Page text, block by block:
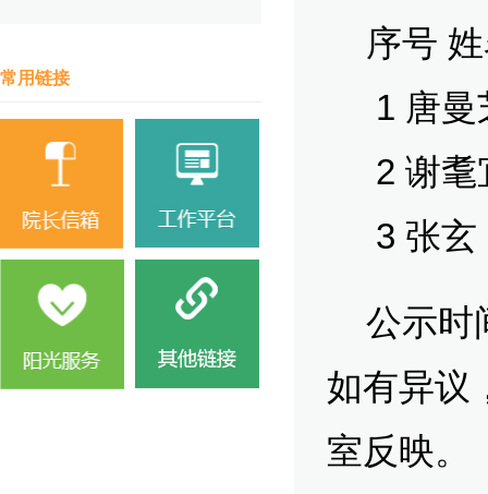
序号 姓
1 唐曼
2 谢耄
3 张玄
公示时
如有异议
室反映。
常用链接